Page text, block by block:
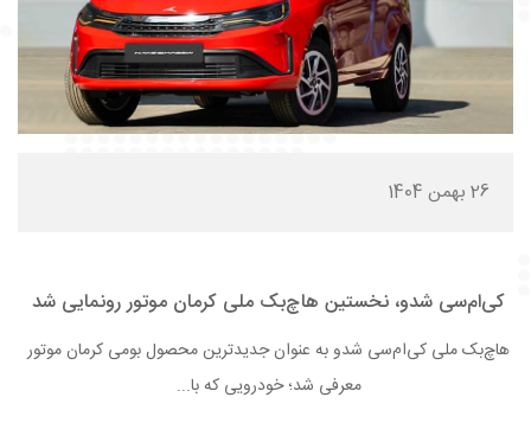
26 بهمن 1404
کی‌ام‌سی شدو، نخستین هاچ‌بک ملی کرمان موتور رونمایی شد
هاچ‌بک ملی کی‌ام‌سی شدو به‌ عنوان جدیدترین محصول بومی کرمان موتور
معرفی شد؛ خودرویی که با...